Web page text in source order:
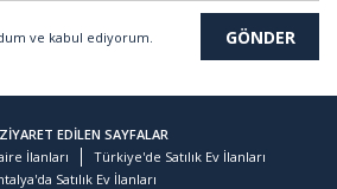
ve kabul ediyorum.
EDİLEN SAYFALAR
İlanları
Türkiye'de Satılık Ev İlanları
Satılık Ev İlanları